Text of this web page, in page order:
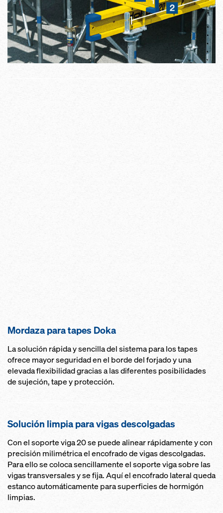
Mordaza para tapes Doka
La solución rápida y sencilla del sistema para los tapes
ofrece mayor seguridad en el borde del forjado y una
elevada flexibilidad gracias a las diferentes posibilidades
de sujeción, tape y protección.
Solución limpia para vigas descolgadas
Con el soporte viga 20 se puede alinear rápidamente y con
precisión milimétrica el encofrado de vigas descolgadas.
Para ello se coloca sencillamente el soporte viga sobre las
vigas transversales y se fija. Aquí el encofrado lateral queda
estanco automáticamente para superficies de hormigón
limpias.